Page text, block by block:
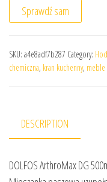
Sprawdź sam
SKU: a4e8adf7b287 Category:
chemiczna, kran kuchenny, meble
DESCRIPTION
DOLFOS ArthroMax DG